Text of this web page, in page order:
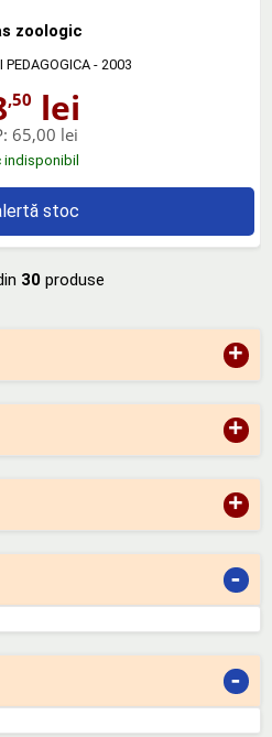
+
+
+
-
-
zoologic
PEDAGOGICA - 2003
,50 lei
65,00 lei
indisponibil
stoc
30 produse